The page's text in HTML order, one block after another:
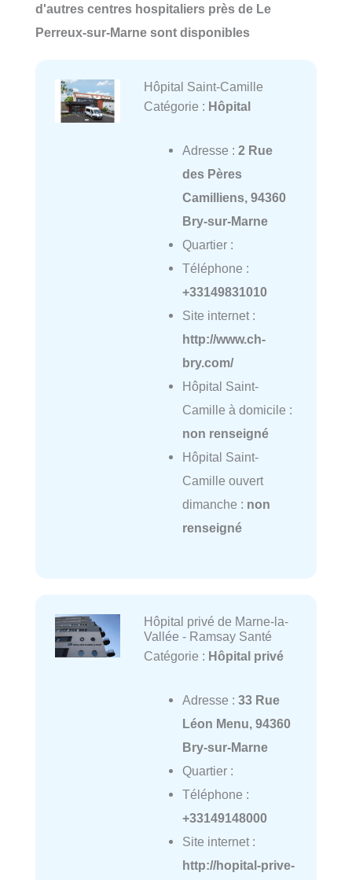
d'autres centres hospitaliers près de Le
Perreux-sur-Marne sont disponibles
Hôpital Saint-Camille
Catégorie : Hôpital
Adresse : 2 Rue
des Pères
Camilliens, 94360
Bry-sur-Marne
Quartier :
Téléphone :
+33149831010
Site internet :
http://www.ch-
bry.com/
Hôpital Saint-
Camille à domicile :
non renseigné
Hôpital Saint-
Camille ouvert
dimanche : non
renseigné
Hôpital privé de Marne-la-
Vallée - Ramsay Santé
Catégorie : Hôpital privé
Adresse : 33 Rue
Léon Menu, 94360
Bry-sur-Marne
Quartier :
Téléphone :
+33149148000
Site internet :
http://hopital-prive-